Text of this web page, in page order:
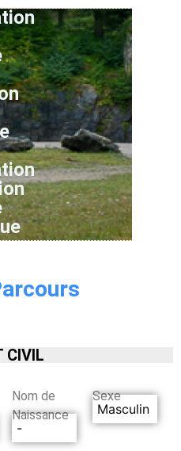
CIVIL
Nom de
Naissance
-
Sexe
Masculin